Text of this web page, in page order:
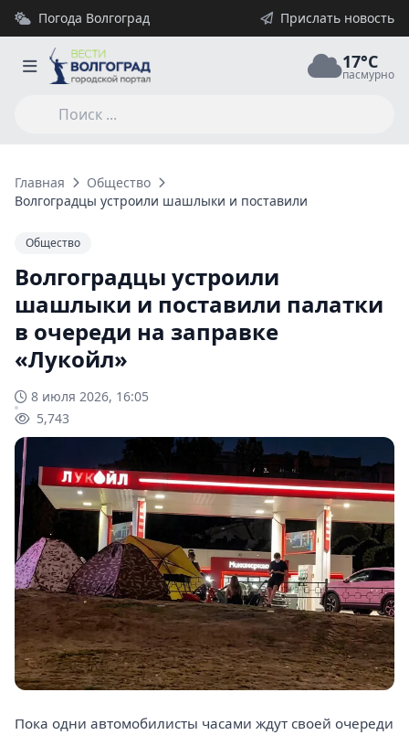
Погода Волгоград Прислать новость
17°C
пасмурно
Главная
Общество
Волгоградцы устроили шашлыки и поставили палатки в
Общество
Волгоградцы устроили
шашлыки и поставили палатки
в очереди на заправке
«Лукойл»
8 июля 2026, 16:05
5,743
Пока одни автомобилисты часами ждут своей очереди